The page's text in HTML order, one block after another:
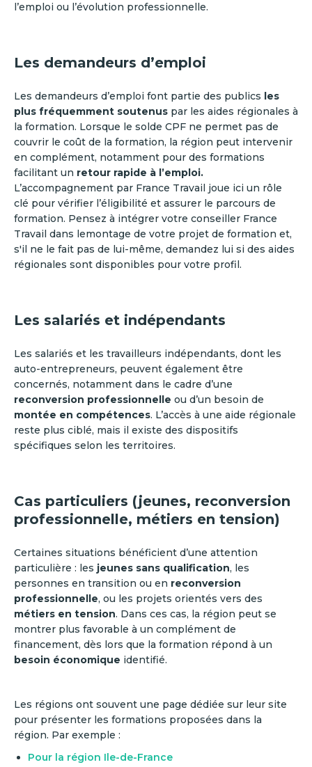
l’emploi ou l’évolution professionnelle.
Les demandeurs d’emploi
Les demandeurs d’emploi font partie des publics les
plus fréquemment soutenus par les aides régionales à
la formation. Lorsque le solde CPF ne permet pas de
couvrir le coût de la formation, la région peut intervenir
en complément, notamment pour des formations
facilitant un retour rapide à l’emploi.
L’accompagnement par France Travail joue ici un rôle
clé pour vérifier l’éligibilité et assurer le parcours de
formation. Pensez à intégrer votre conseiller France
Travail dans lemontage de votre projet de formation et,
s'il ne le fait pas de lui-même, demandez lui si des aides
régionales sont disponibles pour votre profil.
Les salariés et indépendants
Les salariés et les travailleurs indépendants, dont les
auto-entrepreneurs, peuvent également être
concernés, notamment dans le cadre d’une
reconversion professionnelle ou d’un besoin de
montée en compétences. L’accès à une aide régionale
reste plus ciblé, mais il existe des dispositifs
spécifiques selon les territoires.
Cas particuliers (jeunes, reconversion
professionnelle, métiers en tension)
Certaines situations bénéficient d’une attention
particulière : les jeunes sans qualification, les
personnes en transition ou en reconversion
professionnelle, ou les projets orientés vers des
métiers en tension. Dans ces cas, la région peut se
montrer plus favorable à un complément de
financement, dès lors que la formation répond à un
besoin économique identifié.
Les régions ont souvent une page dédiée sur leur site
pour présenter les formations proposées dans la
région. Par exemple :
Pour la région Ile-de-France